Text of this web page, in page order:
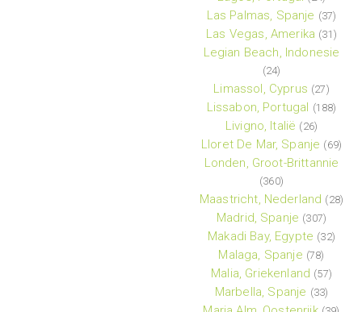
Las Palmas, Spanje (37)
Las Vegas, Amerika (31)
Legian Beach, Indonesie
(24)
Limassol, Cyprus (27)
Lissabon, Portugal (188)
Livigno, Italië (26)
Lloret De Mar, Spanje (69)
Londen, Groot-Brittannie
(360)
Maastricht, Nederland (28)
Madrid, Spanje (307)
Makadi Bay, Egypte (32)
Malaga, Spanje (78)
Malia, Griekenland (57)
Marbella, Spanje (33)